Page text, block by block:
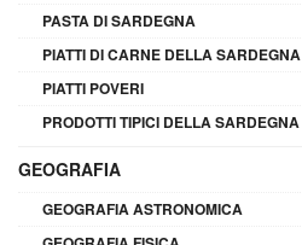
PASTA DI SARDEGNA
PIATTI DI CARNE DELLA SARDEGNA
PIATTI POVERI
PRODOTTI TIPICI DELLA SARDEGNA
GEOGRAFIA
GEOGRAFIA ASTRONOMICA